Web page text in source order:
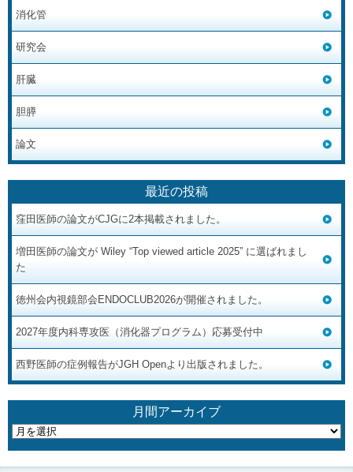
消化管
研究会
肝臓
胆膵
論文
最近の投稿
窪田医師の論文がCJGに2本掲載されました。
増田医師の論文が Wiley “Top viewed article 2025” に選ばれまし
た
徳州会内視鏡部会ENDOCLUB2026が開催されました。
2027年度内科専攻医（消化器プログラム）応募受付中
西野医師の症例報告がJGH Openより出版されました。
月間アーカイブ